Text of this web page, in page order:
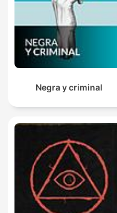
Negra y criminal